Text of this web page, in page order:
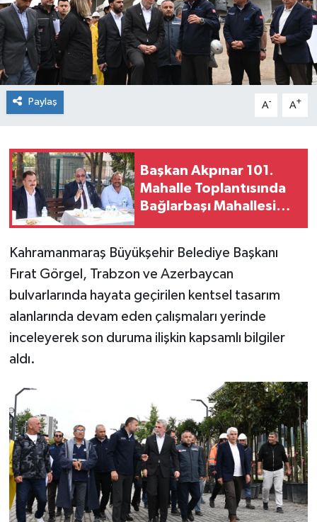
Paylaş A- A+
Başkan Akpınar 101.
Mahalle Toplantısında
Bağlarbaşı Mahallesi
Kahramanmaraş Büyükşehir Belediye Başkanı
Fırat Görgel, Trabzon ve Azerbaycan
bulvarlarında hayata geçirilen kentsel tasarım
alanlarında devam eden çalışmaları yerinde
inceleyerek son duruma ilişkin kapsamlı bilgiler
aldı.